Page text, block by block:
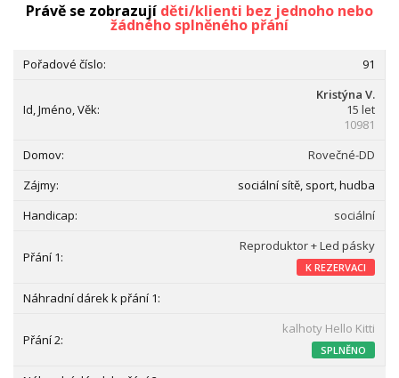
Právě se zobrazují děti/klienti bez jednoho nebo
žádného splněného přání
91
Kristýna V.
15 let
10981
Rovečné-DD
sociální sítě, sport, hudba
sociální
Reproduktor + Led pásky
K REZERVACI
kalhoty Hello Kitti
SPLNĚNO